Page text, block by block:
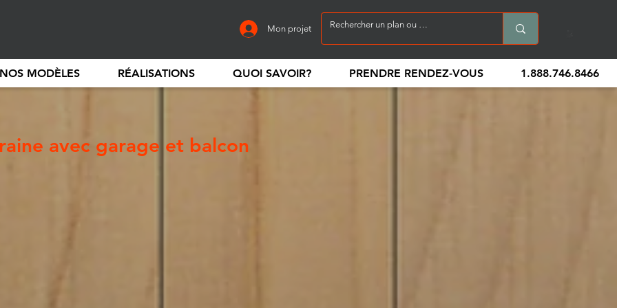
Mon projet
NOS MODÈLES RÉALISATIONS QUOI SAVOIR? PRENDRE RENDEZ-VOUS 1.888.746.8466
avec garage et balcon